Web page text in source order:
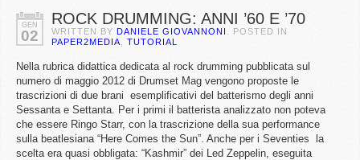
GEN
02
ROCK DRUMMING: ANNI ’60 E ’70
WRITTEN BY DANIELE GIOVANNONI
. POSTED IN
PAPER2MEDIA
TUTORIAL
Nella rubrica didattica dedicata al rock drumming pubblicata sul
numero di maggio 2012 di Drumset Mag vengono proposte le
trascrizioni di due brani esemplificativi del batterismo degli anni
Sessanta e Settanta. Per i primi il batterista analizzato non poteva
che essere Ringo Starr, con la trascrizione della sua performance
sulla beatlesiana “Here Comes the Sun”. Anche per i Seventies la
scelta era quasi obbligata: “Kashmir” dei Led Zeppelin, eseguita